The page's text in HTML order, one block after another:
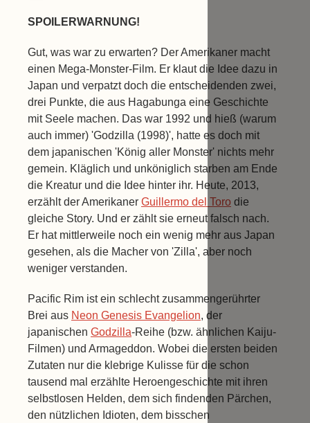
SPOILERWARNUNG!
Gut, was war zu erwarten? Der Amerikaner macht
einen Mega-Monster-Film. Er klaut die Idee dazu in
Japan und verpatzt doch die entscheidenden zwei,
drei Punkte, die aus Hagabunga eine Geschichte
mit Seele machen. Das war 1992 und hieß (warum
auch immer) 'Godzilla (1998)', hatte es doch mit
dem japanischen 'König aller Monster' nichts mehr
gemein. Kläglich und unköniglich starben am Ende
die Kreatur und die Idee hinter ihr. Heute, 2013,
erzählt der Amerikaner Guillermo del Toro die
gleiche Story. Und er zählt sie erneut falsch nach.
Er hat mittlerweile noch ein wenig mehr aus Japan
gesehen, als die Macher von 'Zilla', aber noch
weniger verstanden.
Pacific Rim ist ein schlecht zusammengerührter
Brei aus Neon Genesis Evangelion, der
japanischen Godzilla-Reihe (bzw. ähnlichen Kaiju-
Filmen) und Armageddon. Wobei die ersten beiden
Zutaten nur die klebrige Kulisse für die schon
tausend mal erzählte Heroengeschichte mit ihren
selbstlosen Helden, dem sich findenden Pärchen,
den nützlichen Idioten, dem bisschen